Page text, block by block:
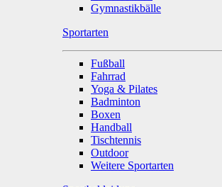
Gymnastikbälle
Sportarten
Fußball
Fahrrad
Yoga & Pilates
Badminton
Boxen
Handball
Tischtennis
Outdoor
Weitere Sportarten